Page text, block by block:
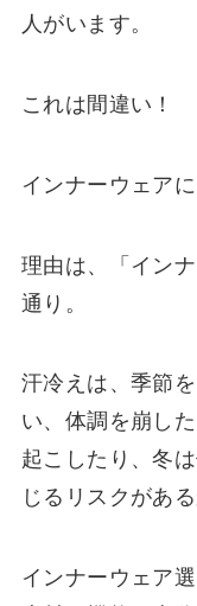
人がいます。
これは間違い！
インナーウェア
理由は、「イン
通り。
汗冷えは、季節
い、体調を崩し
起こしたり、冬
じるリスクがある
インナーウェア